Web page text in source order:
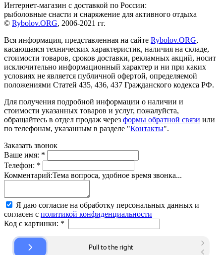
Интернет-магазин с доставкой по России:
рыболовные снасти и снаряжение для активного отдыха
© Rybolov.ORG, 2006-2021 гг.
Вся информация, представленная на сайте Rybolov.ORG,
касающаяся технических характеристик, наличия на складе,
стоимости товаров, сроков доставки, рекламных акций, носит
исключительно информационный характер и ни при каких
условиях не является публичной офертой, определяемой
положениями Статей 435, 436, 437 Гражданского кодекса РФ.
Для получения подробной информации о наличии и
стоимости указанных товаров и услуг, пожалуйста,
обращайтесь в отдел продаж через формы обратной связи или
по телефонам, указанным в разделе "Контакты".
Заказать звонок
Ваше имя: *
Телефон: *
Комментарий:Тема вопроса, удобное время звонка...
Я даю согласие на обработку персональных данных и
согласен с политикой конфиденциальности
Код с картинки: *